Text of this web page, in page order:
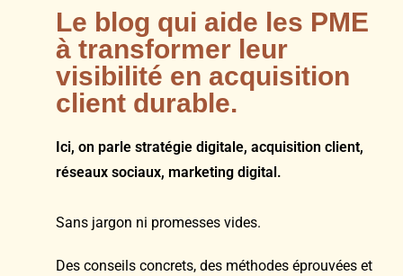
Le blog qui aide les PME
à transformer leur
visibilité en acquisition
client durable.
Ici, on parle stratégie digitale, acquisition client,
réseaux sociaux, marketing digital.
Sans jargon ni promesses vides.
Des conseils concrets, des méthodes éprouvées et